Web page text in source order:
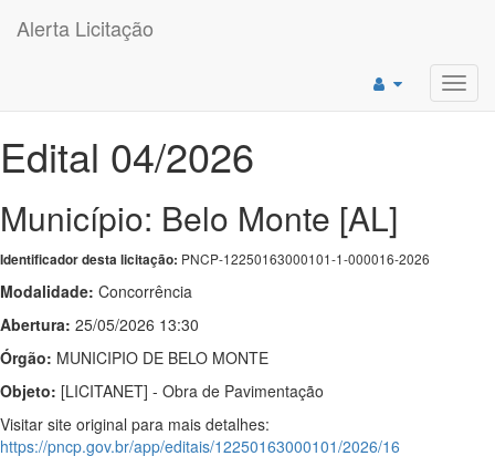
Alerta Licitação
Edital 04/2026
Município: Belo Monte [AL]
Identificador desta licitação: PNCP-12250163000101-1-000016-2026
Modalidade: Concorrência
Abertura: 25/05/2026 13:30
Órgão: MUNICIPIO DE BELO MONTE
Objeto: [LICITANET] - Obra de Pavimentação
Visitar site original para mais detalhes:
https://pncp.gov.br/app/editais/12250163000101/2026/16